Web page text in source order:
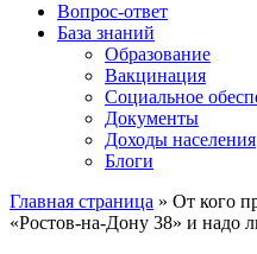
Вопрос-ответ
База знаний
Образование
Вакцинация
Социальное
Документы
Доходы населения
Блоги
Главная страница » От кого
«Ростов-на-Дону 38» и надо